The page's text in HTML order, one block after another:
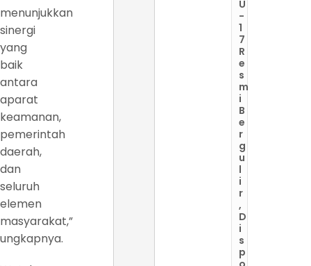
menunjukkan
sinergi
yang
baik
antara
aparat
keamanan,
pemerintah
daerah,
dan
seluruh
elemen
masyarakat,”
ungkapnya.
U
-
1
7
R
e
s
m
i
B
e
r
g
u
l
i
r
,
D
i
s
p